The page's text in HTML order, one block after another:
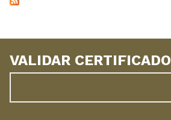
VALIDAR CERTIFICADO